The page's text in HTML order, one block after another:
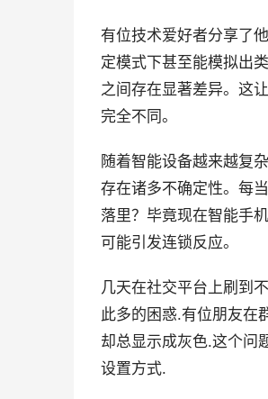
有位技术爱好者分享了
定模式下甚至能模拟出
之间存在显著差异。这
完全不同。
随着智能设备越来越复
存在诸多不确定性。每
落里？毕竟现在智能手
可能引发连锁反应。
几天在社交平台上刷到
此多的困惑.有位朋友在
却总显示成灰色.这个问
设置方式.